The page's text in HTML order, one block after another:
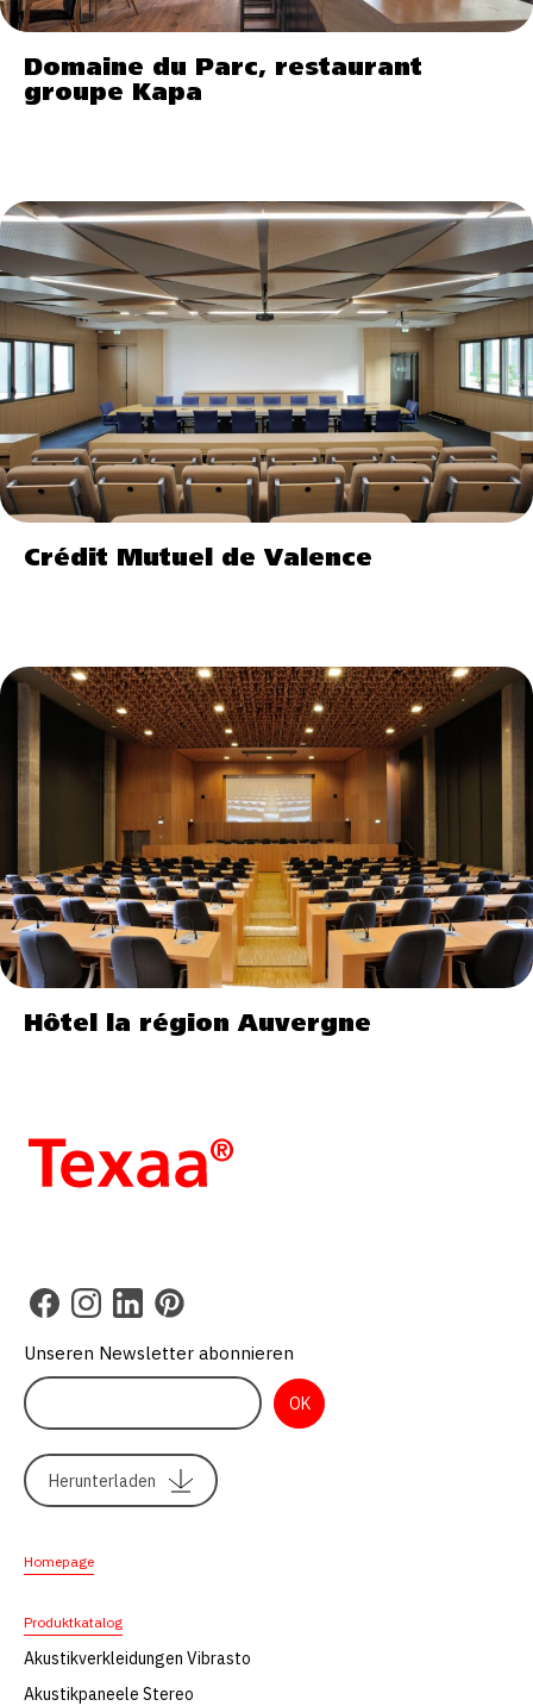
Domaine du Parc, restaurant
groupe Kapa
Crédit Mutuel de Valence
Hôtel la région Auvergne
Unseren Newsletter abonnieren
Herunterladen
Homepage
Produktkatalog
Akustikverkleidungen Vibrasto
Akustikpaneele Stereo